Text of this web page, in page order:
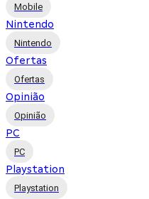
Mobile
Nintendo
Nintendo
Ofertas
Ofertas
Opinião
Opinião
PC
PC
Playstation
Playstation